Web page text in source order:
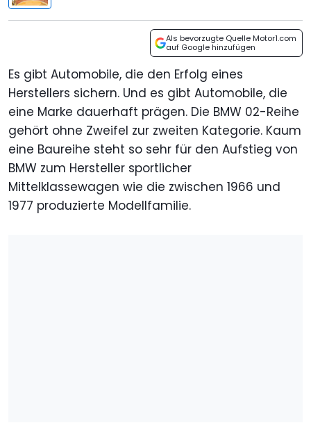
Als bevorzugte Quelle Motor1.com
auf Google hinzufügen
Es gibt Automobile, die den Erfolg eines
Herstellers sichern. Und es gibt Automobile, die
eine Marke dauerhaft prägen. Die BMW 02-Reihe
gehört ohne Zweifel zur zweiten Kategorie. Kaum
eine Baureihe steht so sehr für den Aufstieg von
BMW zum Hersteller sportlicher
Mittelklassewagen wie die zwischen 1966 und
1977 produzierte Modellfamilie.